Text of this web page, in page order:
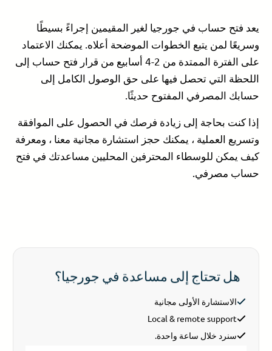
يعد فتح حساب في جورجيا لغير المقيمين إجراءً بسيطًا
وسريعًا لمن يتبع الخطوات الموضحة أعلاه. يمكنك الاعتماد
على الفترة الممتدة من 2-4 أسابيع من قرار فتح حساب إلى
اللحظة التي تحصل فيها على حق الوصول الكامل إلى
حسابك المصرفي المفتوح حديثًا.
إذا كنت بحاجة إلى زيادة فرصك في الحصول على الموافقة
وتسريع العملية ، يمكنك حجز استشارة مجانية معنا ، ومعرفة
كيف يمكن للوسطاء المحترفين المحليين مساعدتك في فتح
حساب مصرفي.
هل تحتاج إلى مساعدة في جورجيا؟
الاستشارة الأولى مجانية
Local & remote support
سنرد خلال ساعة واحدة.